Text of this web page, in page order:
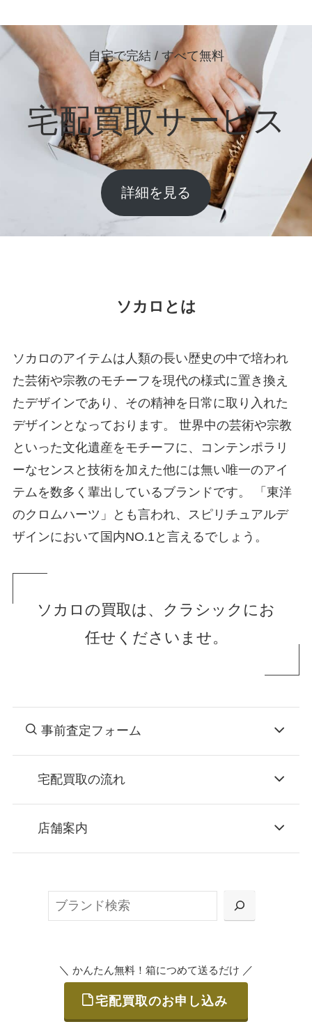
自宅で完結 / すべて無料
宅配買取サービス
詳細を見る
ソカロとは
ソカロのアイテムは人類の長い歴史の中で培われ
た芸術や宗教のモチーフを現代の様式に置き換え
たデザインであり、その精神を日常に取り入れた
デザインとなっております。 世界中の芸術や宗教
といった文化遺産をモチーフに、コンテンポラリ
ーなセンスと技術を加えた他には無い唯一のアイ
テムを数多く輩出しているブランドです。 「東洋
のクロムハーツ」とも言われ、スピリチュアルデ
ザインにおいて国内NO.1と言えるでしょう。
ソカロの買取は、クラシックにお
任せくださいませ。
事前査定フォーム
宅配買取の流れ
お申込み
または梱包材不要の「集荷申込」からお選び
ご発送
店舗案内
＼ かんたん無料！箱につめて送るだけ ／
宅配買取のお申し込み